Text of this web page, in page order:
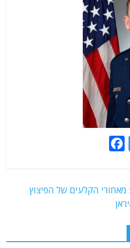
T
er
e
o
מאחורי הקלעים של הפיצוץ